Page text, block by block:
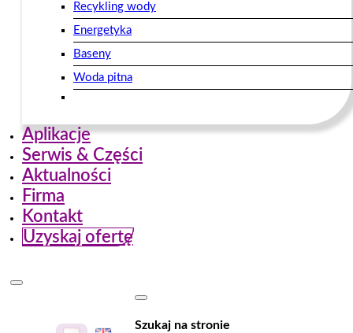
Recykling wody
Energetyka
Baseny
Woda pitna
Aplikacje
Serwis & Części
Aktualności
Firma
Kontakt
Uzyskaj ofertę
Szukaj na stronie